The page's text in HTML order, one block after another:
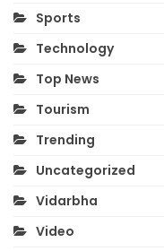
Sports
Technology
Top News
Tourism
Trending
Uncategorized
Vidarbha
Video